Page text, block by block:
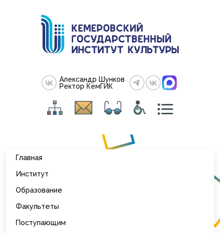
Александр Шунков
Ректор КемГИК
Главная
Институт
Образование
Факультеты
Поступающим